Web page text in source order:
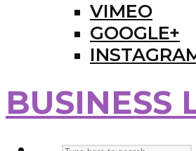
VIMEO
GOOGLE+
BUSINESS